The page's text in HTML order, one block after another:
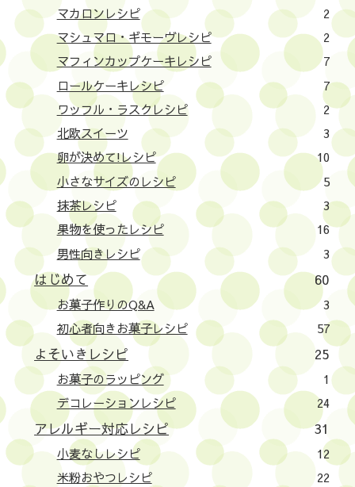
マカロンレシピ
2
マシュマロ・ギモーヴレシピ
2
マフィンカップケーキレシピ
7
ロールケーキレシピ
7
ワッフル・ラスクレシピ
2
北欧スイーツ
3
卵が決めて!レシピ
10
小さなサイズのレシピ
5
抹茶レシピ
3
果物を使ったレシピ
16
男性向きレシピ
3
はじめて 60
お菓子作りのQ&A
3
初心者向きお菓子レシピ
57
よそいきレシピ 25
お菓子のラッピング
1
デコレーションレシピ
24
アレルギー対応レシピ 31
小麦なしレシピ
12
米粉おやつレシピ
22